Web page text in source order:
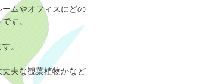
ムやオフィスにどの
す。
。
夫な観葉植物かなど